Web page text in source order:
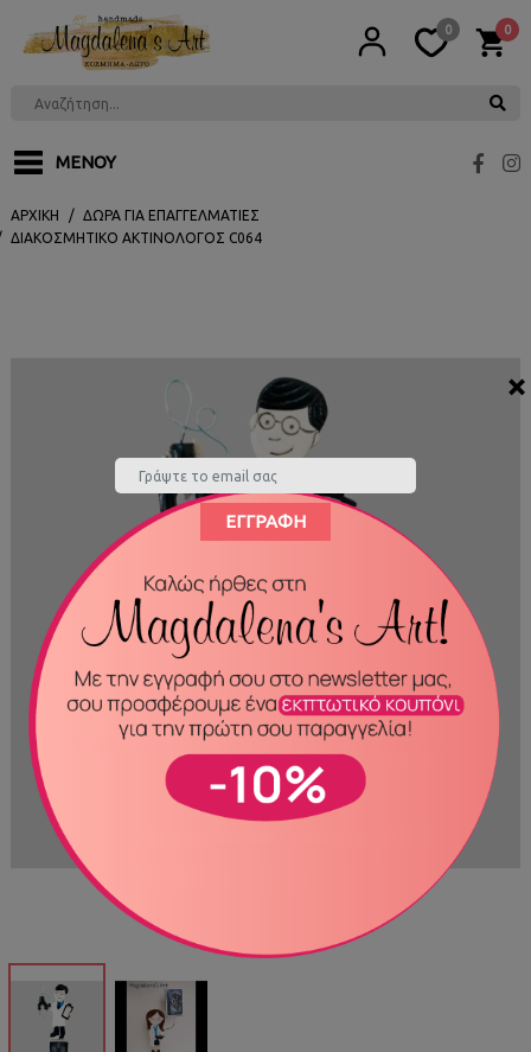
0 0
ΜΕΝΟΎ
ΑΡΧΙΚΉ
ΔΏΡΑ ΓΙΑ ΕΠΑΓΓΕΛΜΑΤΊΕΣ
ΔΙΑΚΟΣΜΗΤΙΚΌ ΑΚΤΙΝΟΛΌΓΟΣ C064
×
ΕΓΓΡΑΦΉ